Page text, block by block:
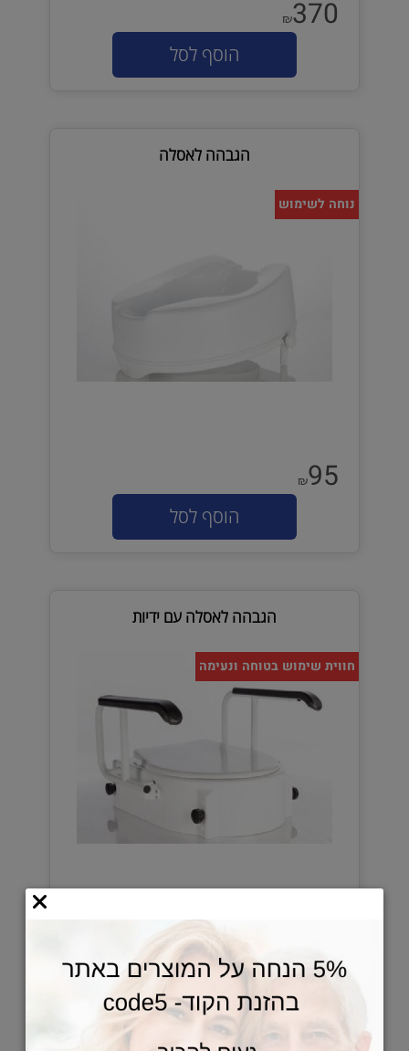
₪370
הוסף לסל
הגבהה לאסלה
נוחה לשימוש
₪95
הוסף לסל
הגבהה לאסלה עם ידיות
חווית שימוש בטוחה ונעימה
הוסף לסל